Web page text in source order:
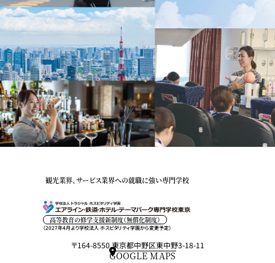
観光業界、サービス業界への就職に強い専門学校
高等教育の修学支援新制度（無償化制度）
（2027年4月より学校法人 ホスピタリティ学園から変更予定）
〒164-8550 東京都中野区東中野3-18-11
GOOGLE MAPS